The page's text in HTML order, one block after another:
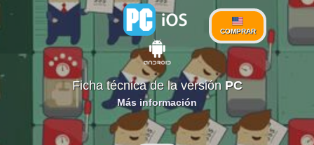
COMPRAR
Ficha técnica de la versión PC
Más información